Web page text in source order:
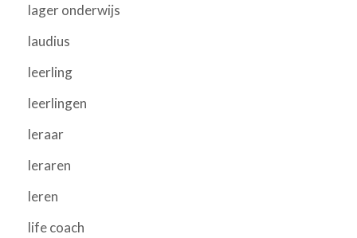
lager onderwijs
laudius
leerling
leerlingen
leraar
leraren
leren
life coach